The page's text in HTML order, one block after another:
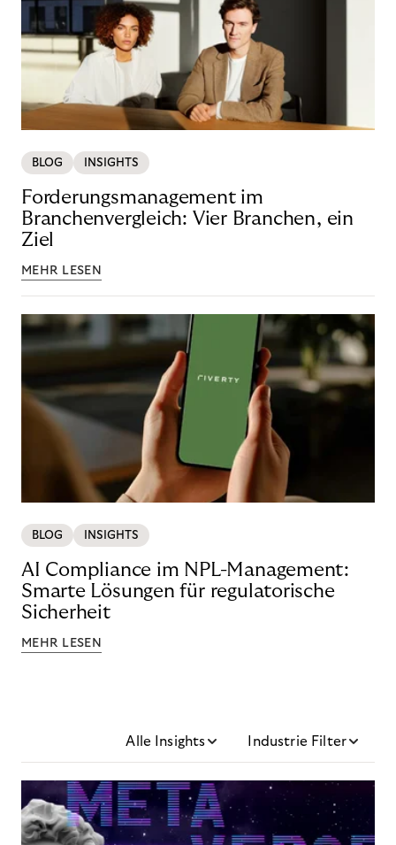
BLOG INSIGHTS
Forderungsmanagement im
Branchenvergleich: Vier Branchen, ein
Ziel
MEHR LESEN
BLOG INSIGHTS
AI Compliance im NPL-Management:
Smarte Lösungen für regulatorische
Sicherheit
MEHR LESEN
Alle Insights Industrie Filter